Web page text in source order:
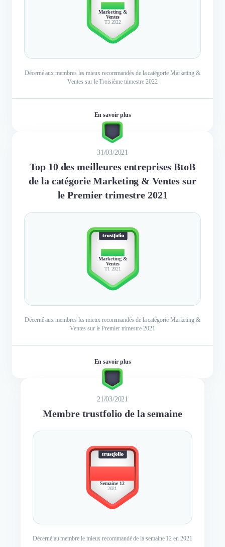
TOP 10
Marketing &
Ventes
T3 2022
Décerné aux membres les mieux recommandés de la catégorie Marketing &
Ventes sur le Troisième trimestre 2022
En savoir plus
31/03/2021
Top 10 des meilleures entreprises BtoB
de la catégorie Marketing & Ventes sur
le Premier trimestre 2021
TOP 10
Marketing &
Ventes
T1 2021
Décerné aux membres les mieux recommandés de la catégorie Marketing &
Ventes sur le Premier trimestre 2021
En savoir plus
21/03/2021
Membre trustfolio de la semaine
BEST
Semaine 12
2021
Décerné au membre le mieux recommandé de la semaine 12 en 2021